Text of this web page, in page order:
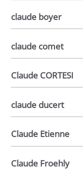
claude boyer
claude comet
Claude CORTESI
claude ducert
Claude Etienne
Claude Froehly